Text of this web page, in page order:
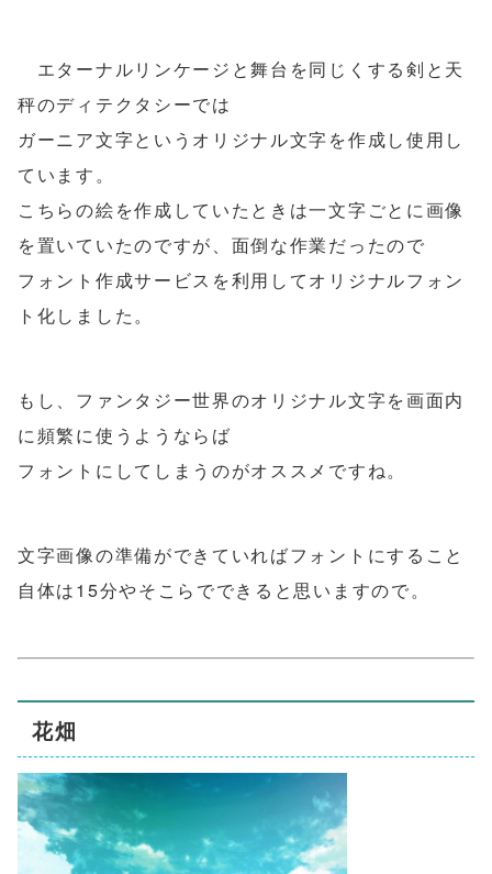
エターナルリンケージと舞台を同じくする剣と天
秤のディテクタシーでは
ガーニア文字というオリジナル文字を作成し使用し
ています。
こちらの絵を作成していたときは一文字ごとに画像
を置いていたのですが、面倒な作業だったので
フォント作成サービスを利用してオリジナルフォン
ト化しました。
もし、ファンタジー世界のオリジナル文字を画面内
に頻繁に使うようならば
フォントにしてしまうのがオススメですね。
文字画像の準備ができていればフォントにすること
自体は15分やそこらでできると思いますので。
花畑